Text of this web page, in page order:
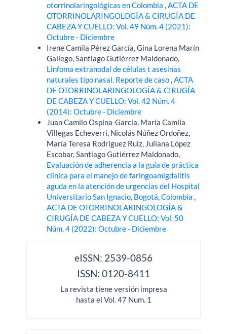
otorrinolaringológicas en Colombia,ACTA DE
OTORRINOLARINGOLOGÍA & CIRUGÍA DE
CABEZA Y CUELLO: Vol. 49 Núm. 4 (2021):
Octubre - Diciembre
Irene Camila Pérez García, Gina Lorena Marín
Gallego, Santiago Gutiérrez Maldonado,
Linfoma extranodal de células t asesinas
naturales tipo nasal. Reporte de caso,ACTA
DE OTORRINOLARINGOLOGÍA & CIRUGÍA
DE CABEZA Y CUELLO: Vol. 42 Núm. 4
(2014): Octubre - Diciembre
Juan Camilo Ospina-García, María Camila
Villegas Echeverri, Nicolás Núñez Ordoñez,
María Teresa Rodríguez Ruiz, Juliana López
Escobar, Santiago Gutiérrez Maldonado,
Evaluación de adherencia a la guía de práctica
clínica para el manejo de faringoamigdalitis
aguda en la atención de urgencias del Hospital
Universitario San Ignacio, Bogotá, Colombia,
ACTA DE OTORRINOLARINGOLOGÍA &
CIRUGÍA DE CABEZA Y CUELLO: Vol. 50
Núm. 4 (2022): Octubre - Diciembre
eISSN: 2539-0856
ISSN: 0120-8411
La revista tiene versión impresa
hasta el Vol. 47 Num. 1